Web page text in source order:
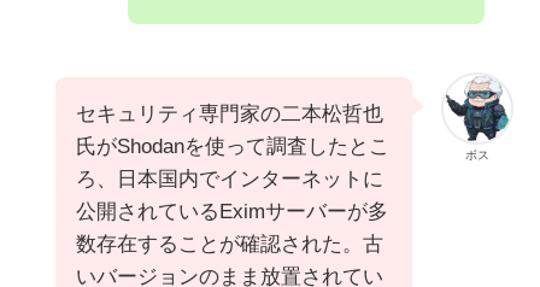
ボス
セキュリティ専門家の二本松哲也
氏がShodanを使って調査したとこ
ろ、日本国内でインターネットに
公開されているEximサーバーが多
数存在することが確認された。古
いバージョンのまま放置されてい